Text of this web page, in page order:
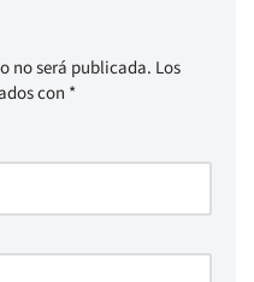
no será publicada. Los
con *